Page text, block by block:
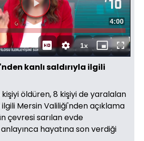
Videoyu
Oynat
Toplam
Süre
4:00
1xOynatma
Hızı
Mini
oynatıcı
Tam
Ekran
kanlı saldırıyla ilgili
öldüren, 8 kişiyi de yaralalan
Mersin Valiliği'nden açıklama
çevresi sarılan evde
hayatına son verdiği